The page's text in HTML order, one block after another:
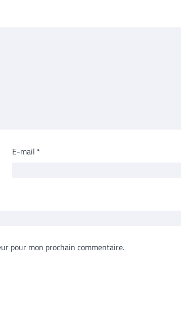
E-mail *
pour mon prochain commentaire.